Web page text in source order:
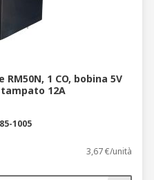
1 CO, bobina 5V
12A
1005
3,67 €/unità